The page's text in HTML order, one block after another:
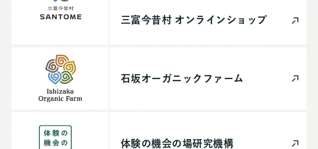
三富今昔村 オンライン ショップ
石坂オーガニック ファーム
体験の機会の場研究機構